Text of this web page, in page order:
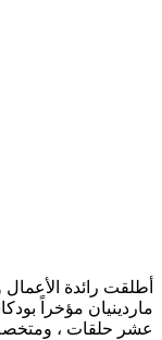
أطلقت رائدة
ماردينيان مؤخراً
عشر حلقات ،